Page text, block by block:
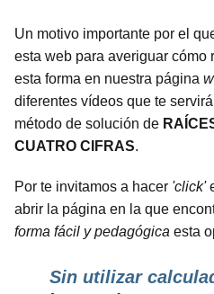
Un motivo importante por el
esta web para averiguar cómo
esta forma en nuestra página
diferentes vídeos que te
método de solución de
CUATRO CIFRAS.
Por te invitamos a hacer 'click'
abrir la página en la que
forma fácil y pedagógica esta
Sin utilizar